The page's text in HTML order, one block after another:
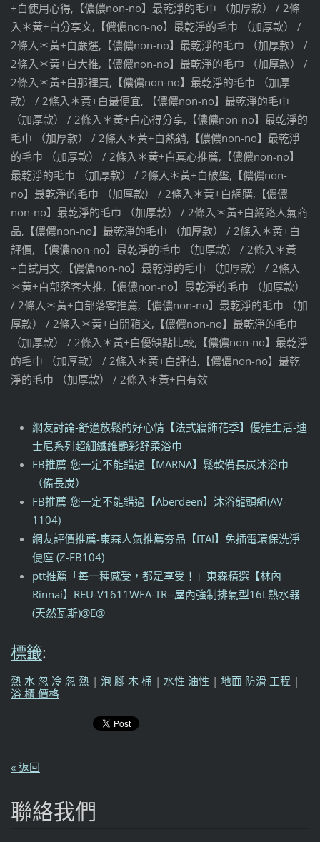
+白使用心得,【儂儂non-no】最乾淨的毛巾 （加厚款） / 2條
入＊黃+白分享文,【儂儂non-no】最乾淨的毛巾 （加厚款） /
2條入＊黃+白嚴選,【儂儂non-no】最乾淨的毛巾 （加厚款） /
2條入＊黃+白大推,【儂儂non-no】最乾淨的毛巾 （加厚款） /
2條入＊黃+白那裡買,【儂儂non-no】最乾淨的毛巾 （加厚
款） / 2條入＊黃+白最便宜, 【儂儂non-no】最乾淨的毛巾
（加厚款） / 2條入＊黃+白心得分享,【儂儂non-no】最乾淨的
毛巾 （加厚款） / 2條入＊黃+白熱銷,【儂儂non-no】最乾淨
的毛巾 （加厚款） / 2條入＊黃+白真心推薦,【儂儂non-no】
最乾淨的毛巾 （加厚款） / 2條入＊黃+白破盤,【儂儂non-
no】最乾淨的毛巾 （加厚款） / 2條入＊黃+白網購,【儂儂
non-no】最乾淨的毛巾 （加厚款） / 2條入＊黃+白網路人氣商
品,【儂儂non-no】最乾淨的毛巾 （加厚款） / 2條入＊黃+白
評價, 【儂儂non-no】最乾淨的毛巾 （加厚款） / 2條入＊黃
+白試用文,【儂儂non-no】最乾淨的毛巾 （加厚款） / 2條入
＊黃+白部落客大推,【儂儂non-no】最乾淨的毛巾 （加厚款）
/ 2條入＊黃+白部落客推薦,【儂儂non-no】最乾淨的毛巾 （加
厚款） / 2條入＊黃+白開箱文,【儂儂non-no】最乾淨的毛巾
（加厚款） / 2條入＊黃+白優缺點比較,【儂儂non-no】最乾淨
的毛巾 （加厚款） / 2條入＊黃+白評估,【儂儂non-no】最乾
淨的毛巾 （加厚款） / 2條入＊黃+白有效
網友討論-舒適放鬆的好心情【法式寢飾花季】優雅生活-迪
士尼系列超細纖維艷彩舒柔浴巾
FB推薦-您一定不能錯過【MARNA】鬆軟備長炭沐浴巾
（備長炭）
FB推薦-您一定不能錯過【Aberdeen】沐浴龍頭組(AV-
1104)
網友評價推薦-東森人氣推薦夯品【ITAI】免插電環保洗淨
便座 (Z-FB104)
ptt推薦「每一種感受，都是享受！」東森精選【林內
Rinnai】REU-V1611WFA-TR--屋內強制排氣型16L熱水器
(天然瓦斯)@E@
標籤:
熱 水 忽 冷 忽 熱 | 泡 腳 木 桶 | 水性 油性 | 地面 防滑 工程 |
浴 櫃 價格
« 返回
聯絡我們